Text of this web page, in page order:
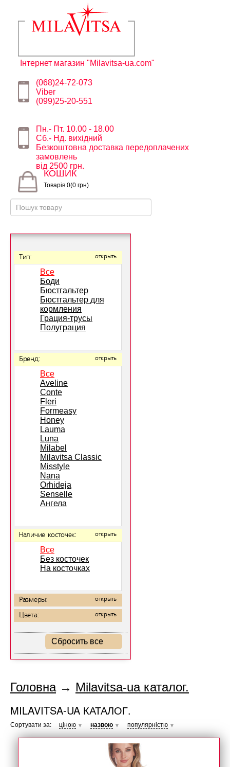
Інтернет магазин "Milavitsa-ua.com"
(068)24-72-073
Viber
(099)25-20-551
Пн.- Пт. 10.00 - 18.00
Сб.- Нд. вихідний
Безкоштовна доставка передоплачених
замовлень
від 2500 грн.
КОШИК
Товарів 0(0 грн)
Тип: открыть
Все
Боди
Бюстгальтер
Бюстгальтер для
кормления
Грация-трусы
Полуграция
Бренд: открыть
Все
Aveline
Conte
Fleri
Formeasy
Honey
Lauma
Luna
Milabel
Milavitsa Classic
Misstyle
Nana
Orhideja
Senselle
Ангела
Наличие косточек: открыть
Все
Без косточек
На косточках
Размеры: открыть
Цвета: открыть
Сбросить все
Головна→ Milavitsa-ua каталог.
MILAVITSA-UA КАТАЛОГ.
Сортувати за: ціною ▼ назвою ▼ популярністю ▼